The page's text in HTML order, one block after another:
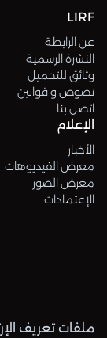
LIRF
عن الرابطة
النشرة الرسمية
وثائق للتحميل
نصوص و قوانين
اتصل بنا
الإعلام
الأخبار
معرض الفيديوهات
معرض الصور
الإعتمادات
ملفات تعريف